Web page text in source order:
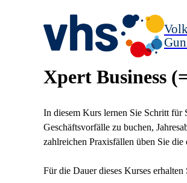
Xpert Business
In diesem Kurs lernen Sie Schritt
Geschäftsvorfälle zu buchen,
zahlreichen Praxisfällen üben Sie
Für die Dauer dieses Kurses